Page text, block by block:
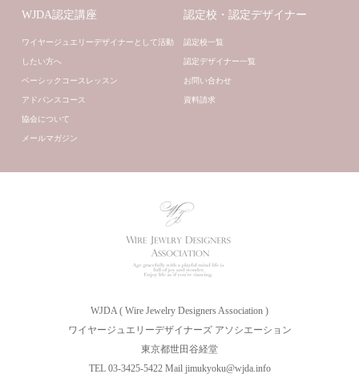
WJDA認定講座
ワイヤージュエリーデザイナーとして活動
したい方へ
ベーシックコースレッスン
アドバンスコース
協会について
メールマガジン
認定校・認定デザイナー
認定校一覧
認定デザイナー一覧
お問い合わせ
資料請求
WJDA ( Wire Jewelry Designers Association )
ワイヤージュエリーデザイナーズ アソシエーション
東京都世田谷経堂
TEL 03-3425-5422 Mail jimukyoku@wjda.info